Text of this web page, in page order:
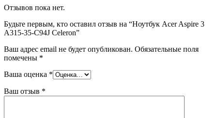
Отзывов пока нет.
Будьте первым, кто оставил отзыв на “Ноутбук Acer Aspire 3
A315-35-C94J Celeron”
Ваш адрес email не будет опубликован. Обязательные поля
помечены *
Ваша оценка *
Ваш отзыв *